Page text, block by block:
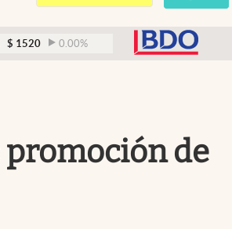
USA
0.00% DÓLAR BLUE
promoción de